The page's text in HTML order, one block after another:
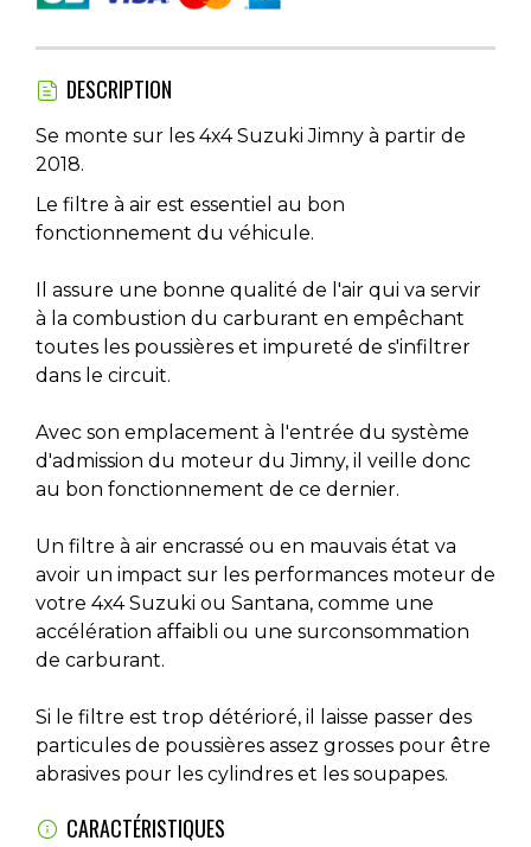
DESCRIPTION
Se monte sur les 4x4 Suzuki Jimny à partir de
2018.
Le filtre à air est essentiel au bon
fonctionnement du véhicule.
Il assure une bonne qualité de l'air qui va servir
à la combustion du carburant en empêchant
toutes les poussières et impureté de s'infiltrer
dans le circuit.
Avec son emplacement à l'entrée du système
d'admission du moteur du Jimny, il veille donc
au bon fonctionnement de ce dernier.
Un filtre à air encrassé ou en mauvais état va
avoir un impact sur les performances moteur de
votre 4x4 Suzuki ou Santana, comme une
accélération affaibli ou une surconsommation
de carburant.
Si le filtre est trop détérioré, il laisse passer des
particules de poussières assez grosses pour être
abrasives pour les cylindres et les soupapes.
CARACTÉRISTIQUES